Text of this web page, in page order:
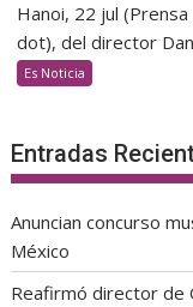
Hanoi, 22 jul
dot), del director
Es Noticia
Entradas
Anuncian concurso
México
Reafirmó director de